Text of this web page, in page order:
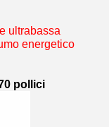
ultrabassa
energetico
pollici